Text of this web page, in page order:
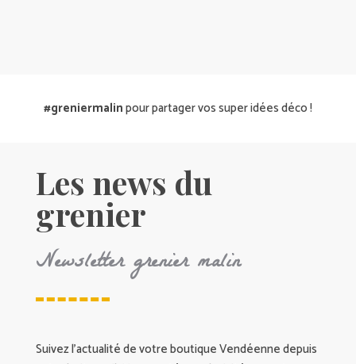
#greniermalinpour partager vos super idées déco !
Les news du
grenier
Newsletter grenier malin
Suivez l’actualité de votre boutique Vendéenne depuis